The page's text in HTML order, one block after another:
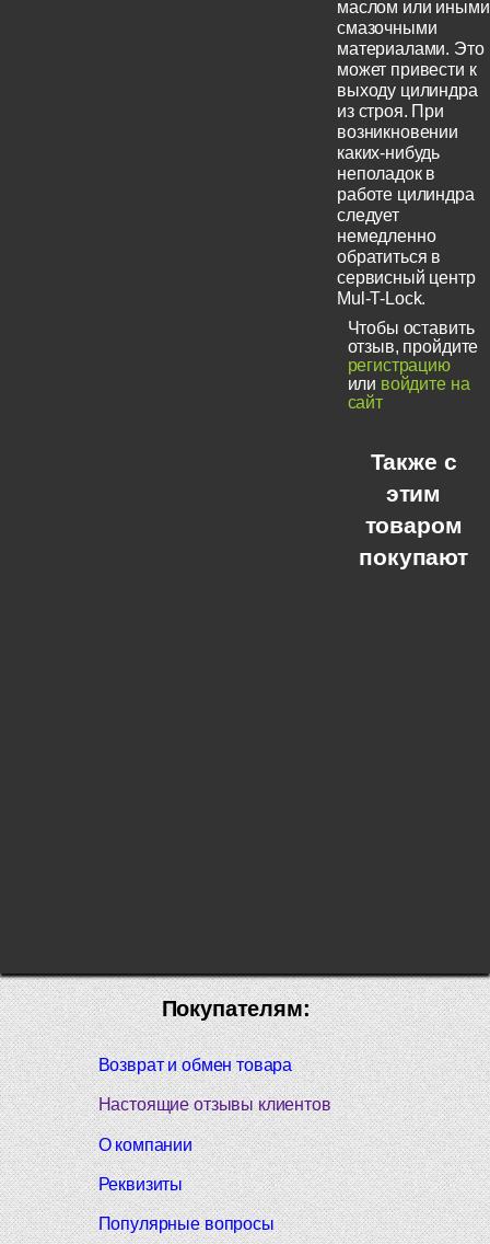
маслом или иными
смазочными
материалами. Это
может привести к
выходу цилиндра
из строя. При
возникновении
каких-нибудь
неполадок в
работе цилиндра
следует
немедленно
обратиться в
сервисный центр
Mul-T-Lock.
Чтобы оставить
отзыв, пройдите
регистрацию
или войдите на
сайт
Также с
этим
товаром
покупают
Покупателям:
Возврат и обмен товара
Настоящие отзывы клиентов
О компании
Реквизиты
Популярные вопросы